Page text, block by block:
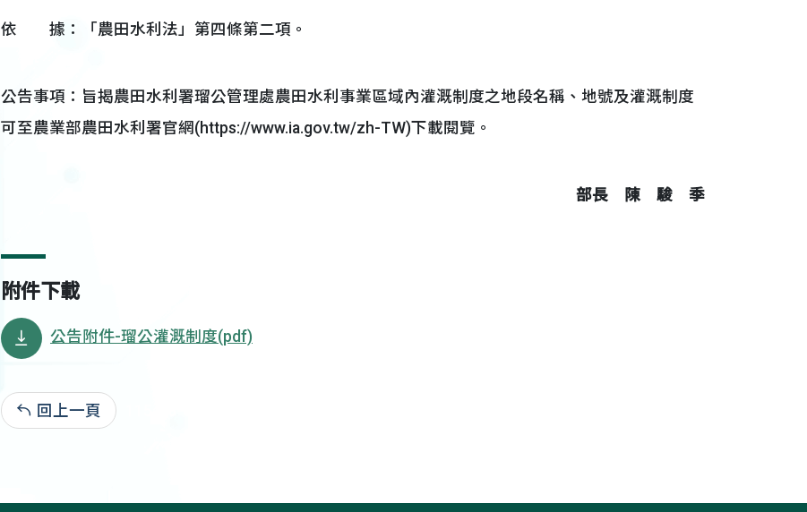
依 據：「農田水利法」第四條第二項。
公告事項：旨揭農田水利署瑠公管理處農田水利事業區域內灌溉制度之地段名稱、地號及灌溉制度
可至農業部農田水利署官網(https://www.ia.gov.tw/zh-TW)下載閱覽。
部長 陳 駿 季
附件下載
公告附件-瑠公灌溉制度(pdf)
回上一頁